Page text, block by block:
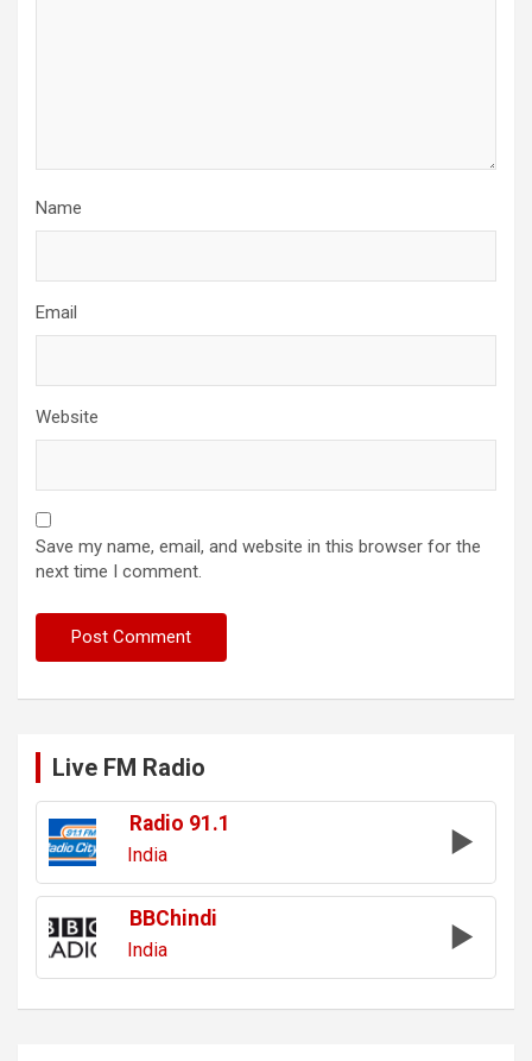
Name
Email
Website
Save my name, email, and website in this browser for the
next time I comment.
Live FM Radio
Radio 91.1
India
BBChindi
India